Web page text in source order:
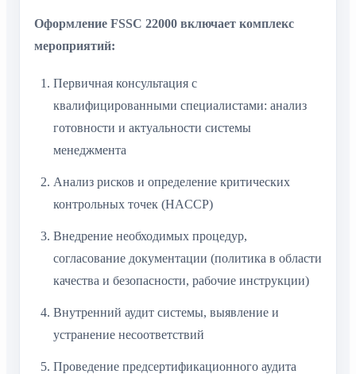
Оформление FSSC 22000 включает комплекс
мероприятий:
Первичная консультация с
квалифицированными специалистами: анализ
готовности и актуальности системы
менеджмента
Анализ рисков и определение критических
контрольных точек (HACCP)
Внедрение необходимых процедур,
согласование документации (политика в области
качества и безопасности, рабочие инструкции)
Внутренний аудит системы, выявление и
устранение несоответствий
Проведение предсертификационного аудита